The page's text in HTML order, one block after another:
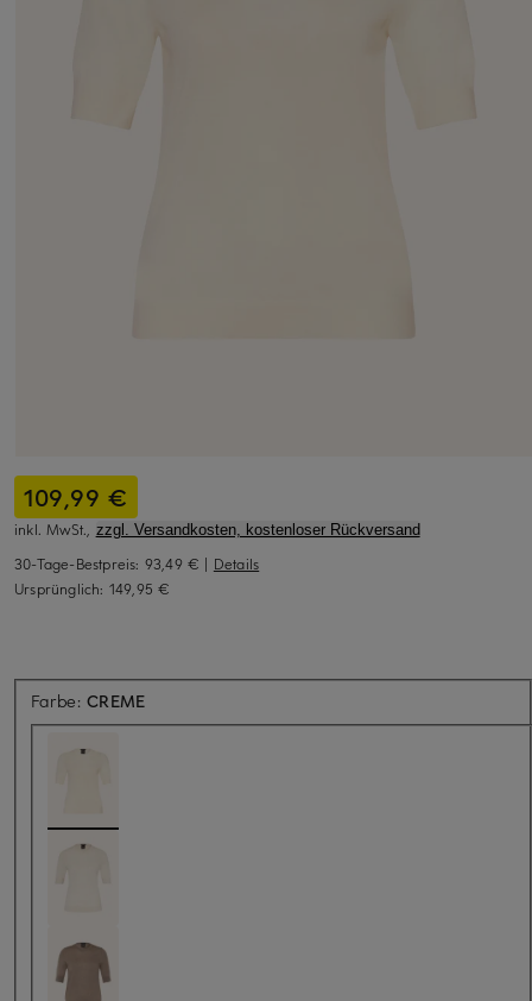
109,99 €
inkl. MwSt., zzgl. Versandkosten, kostenloser Rückversand
30-Tage-Bestpreis: 93,49 € | Details
Ursprünglich: 149,95 €
Farbe:CREME